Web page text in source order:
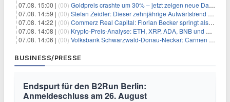
07.08. 15:00 | (00) Goldpreis crashte um 30% – jetzt zeigen neue Daten: War es berechtigt?
07.08. 14:59 | (00) Stefan Zeidler: Dieser zehnjährige Aufwärtstrend macht mich optimistisch
07.08. 14:22 | (00) Commerz Real Capital: Florian Becker springt als Leiter ein
07.08. 14:08 | (00) Krypto-Preis-Analyse: ETH, XRP, ADA, BNB und HYPE
07.08. 14:06 | (00) Volksbank Schwarzwald-Donau-Neckar: Carmen Wedam übernimmt Aufsichtsratsvorsitz
BUSINESS/PRESSE
Endspurt für den B2Run Berlin:
Anmeldeschluss am 26. August